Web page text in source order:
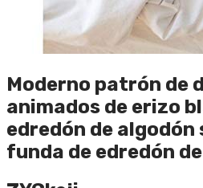
Moderno patrón de
animados de erizo
edredón de algodón
funda de edredón